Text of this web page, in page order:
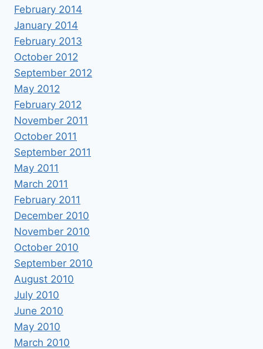
February 2014
January 2014
February 2013
October 2012
September 2012
May 2012
February 2012
November 2011
October 2011
September 2011
May 2011
March 2011
February 2011
December 2010
November 2010
October 2010
September 2010
August 2010
July 2010
June 2010
May 2010
March 2010